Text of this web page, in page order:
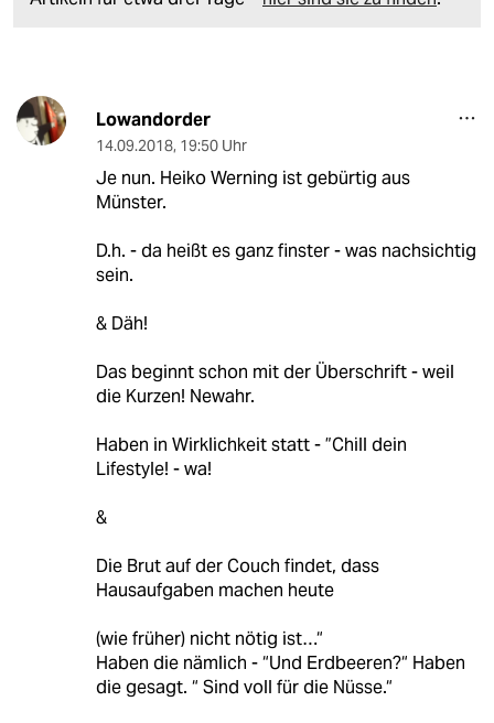
Lowandorder
14.09.2018, 19:50 Uhr
Je nun. Heiko Werning ist gebürtig aus
Münster.
D.h. - da heißt es ganz finster - was nachsichtig
sein.
& Däh!
Das beginnt schon mit der Überschrift - weil
die Kurzen! Newahr.
Haben in Wirklichkeit statt - ”Chill dein
Lifestyle! - wa!
&
Die Brut auf der Couch findet, dass
Hausaufgaben machen heute
(wie früher) nicht nötig ist…“
Haben die nämlich - “Und Erdbeeren?“ Haben
die gesagt. “ Sind voll für die Nüsse.“